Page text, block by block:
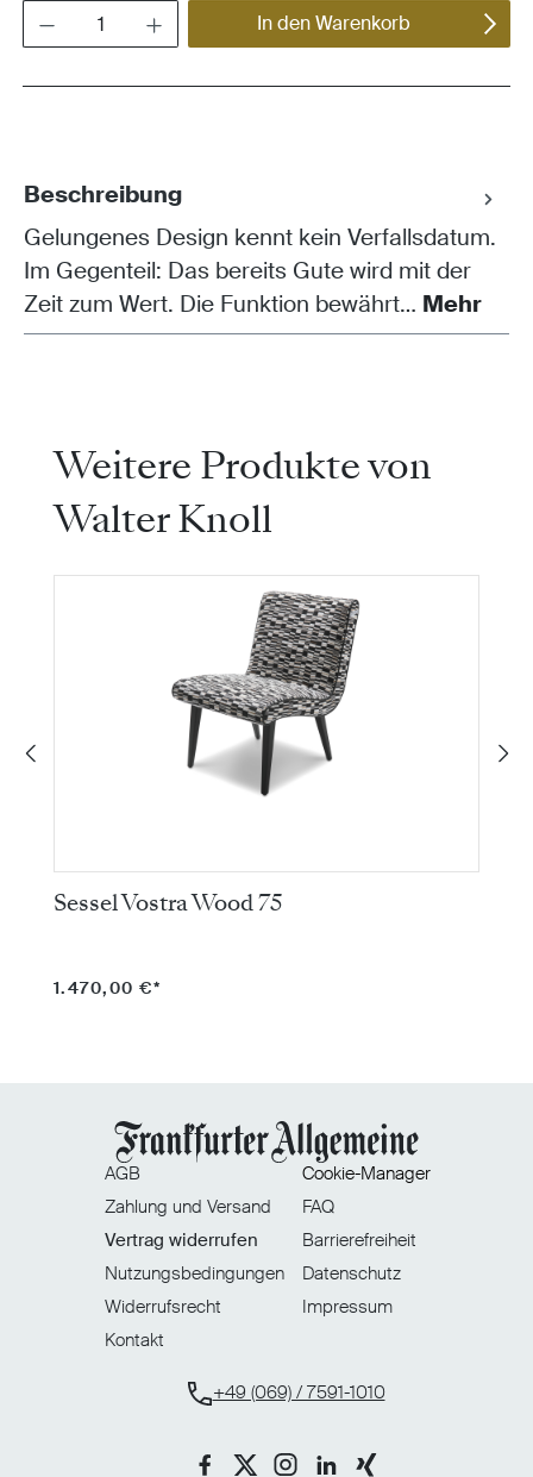
In den Warenkorb
Beschreibung
Gelungenes Design kennt kein Verfallsdatum.
Im Gegenteil: Das bereits Gute wird mit der
Zeit zum Wert. Die Funktion bewährt… Mehr
Produktgalerie überspringen
Weitere Produkte von
Walter Knoll
Sessel Vostra Wood 75
1.470,00 €*
AGB
Zahlung und Versand
Widerrufsrecht
Vertrag widerrufen
Cookie-Manager
FAQ
Barrierefreiheit
Datenschutz
Nutzungsbedingungen
Impressum
Kontakt
+49 (069) / 7591-1010